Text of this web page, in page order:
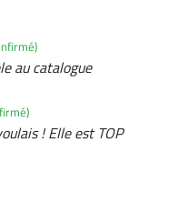
au catalogue
! Elle est TOP